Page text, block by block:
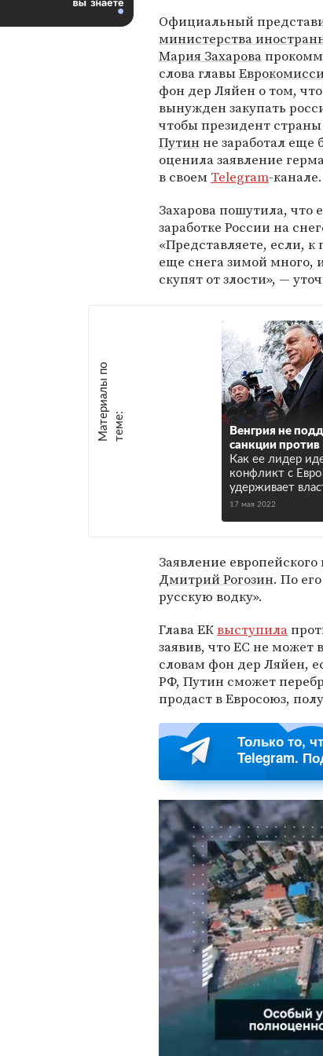
Официальный
министерства
Мария Захарова
слова главы
фон дер Ляйен о том, что
вынужден закупать
чтобы президент страны
Путинне заработал еще
оценила заявление
в своем Telegram-канале.
Захарова пошутила, что
заработке России на
«Представляете, если, к
еще снега зимой много,
скупят от злости», —
М
а
т е
р
и
а
л
ы
п
о
т
е
м
е :
Венгрия не
санкции против
Как ее лидер
конфликт с
удерживает
17 мая 2022
Заявление
Дмитрий Рогозин. По
русскую водку».
Глава ЕКвыступила
заявив, что ЕС не
словам фон дер Ляйен,
РФ, Путин сможет
продаст в Евросоюз,
Только то,
Telegram.